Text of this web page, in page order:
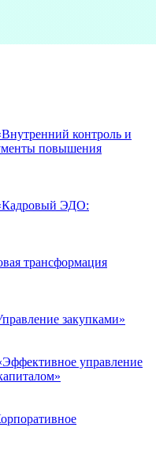
контроль и
повышения
ЭДО:
трансформация
закупками»
управление